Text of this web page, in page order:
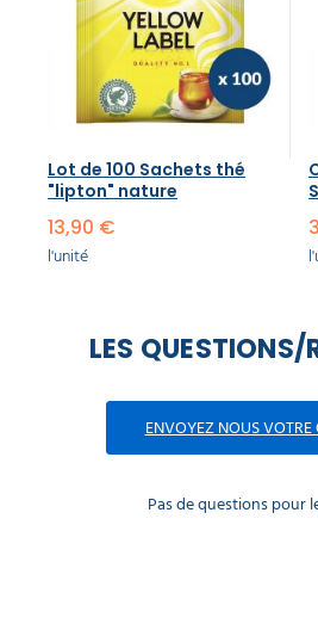
Lot de 100 Sachets thé
"lipton" nature
13,90 €
l'unité
LES QUESTIONS/
ENVOYEZ NOUS VOTRE
Pas de questions pour